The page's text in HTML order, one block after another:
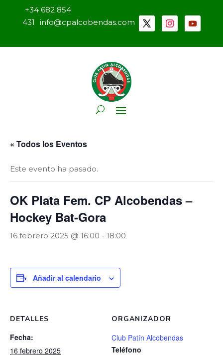
+34 682 854
431
info@cpalcobendas.com
« Todos los Eventos
Este evento ha pasado.
OK Plata Fem. CP Alcobendas –
Hockey Bat-Gora
16 febrero 2025 @ 16:00 - 18:00
Añadir al calendario
DETALLES
Fecha:
16 febrero 2025
ORGANIZADOR
Club Patín Alcobendas
Teléfono